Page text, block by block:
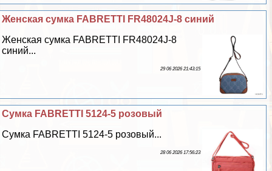
Женская сумка FABRETTI FR48024J-8 синий
Женская сумка FABRETTI FR48024J-8
синий...
29 06 2026 21:43:15
Cумка FABRETTI 5124-5 розовый
Cумка FABRETTI 5124-5 розовый...
28 06 2026 17:56:23